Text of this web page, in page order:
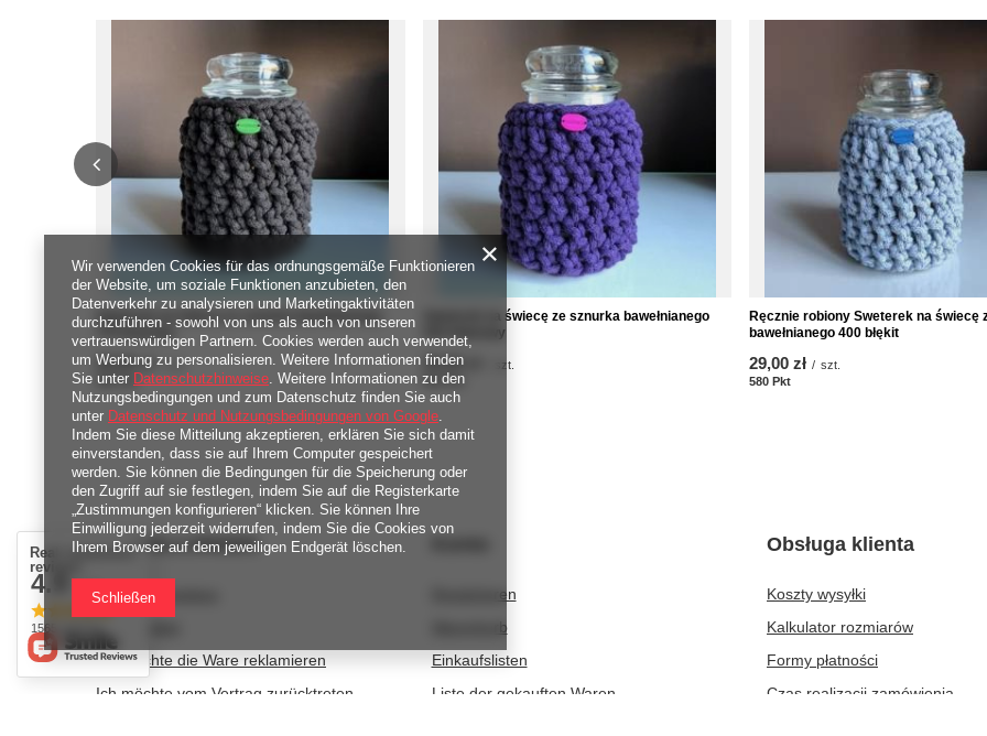
Sweterek na świecę ze sznurka bawełnianego
775 brązowy
29,00 zł / szt.
580PktPunkte
Sweterek na świecę ze sznurka bawełnianego
550 fioletowy
29,00 zł
szt.
580PktPunkte
Ręcznie robiony Sweterek na świecę
bawełnianego 400 błękit
29,00 zł / szt.
580 Pkt
BESTELLUNGEN
Bestellungsstatus
Ich möchte die Ware reklamieren
Ich möchte vom Vertrag zurücktreten
Registrieren
Warenkorb
Einkaufslisten
Liste der gekauften Waren
Obsługa klienta
Koszty wysyłki
Kalkulator rozmiarów
Formy płatności
Czas realizacji zamówienia
Real customers
reviews
4.9
1565 reviews
Wir verwenden Cookies für das ordnungsgemäße Funktionieren
der Website, um soziale Funktionen anzubieten, den
Datenverkehr zu analysieren und Marketingaktivitäten
durchzuführen - sowohl von uns als auch von unseren
vertrauenswürdigen Partnern. Cookies werden auch verwendet,
um Werbung zu personalisieren. Weitere Informationen finden
Sie unter Datenschutzhinweise. Weitere Informationen zu den
Nutzungsbedingungen und zum Datenschutz finden Sie auch
unter Datenschutz und Nutzungsbedingungen von Google.
Indem Sie diese Mitteilung akzeptieren, erklären Sie sich damit
einverstanden, dass sie auf Ihrem Computer gespeichert
werden. Sie können die Bedingungen für die Speicherung oder
den Zugriff auf sie festlegen, indem Sie auf die Registerkarte
„Zustimmungen konfigurieren“ klicken. Sie können Ihre
Einwilligung jederzeit widerrufen, indem Sie die Cookies von
Ihrem Browser auf dem jeweiligen Endgerät löschen.
Schließen